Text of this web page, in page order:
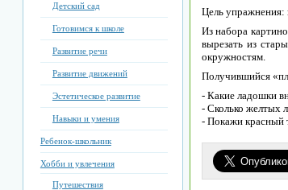
Детский сад
Готовимся к школе
Развитие речи
Развитие движений
Эстетическое развитие
Навыки и умения
Ребенок-школьник
Хобби и увлечения
Путешествия
Цель упражнения:
Из набора
вырезать из
окружностям.
Получившийся
- Какие ладошки
- Сколько желтых
- Покажи красный